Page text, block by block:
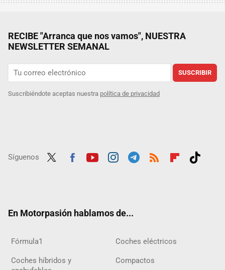
RECIBE "Arranca que nos vamos", NUESTRA
NEWSLETTER SEMANAL
SUSCRIBIR
Suscribiéndote aceptas nuestra política de privacidad
Síguenos
En Motorpasión hablamos de...
Fórmula1 Coches eléctricos
Coches híbridos y
Compactos